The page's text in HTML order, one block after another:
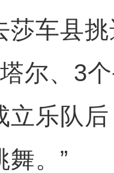
莎车县
尔、3
立乐队
舞。”